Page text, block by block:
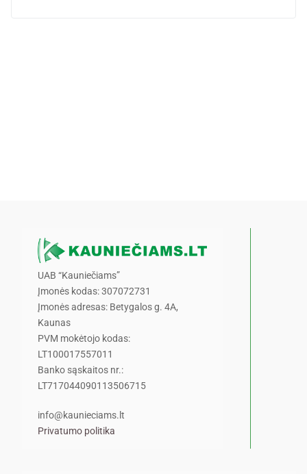
UAB “Kauniečiams”
Įmonės kodas: 307072731
Įmonės adresas: Betygalos g. 4A,
Kaunas
PVM mokėtojo kodas:
LT100017557011
Banko sąskaitos nr.:
LT717044090113506715
info@kaunieciams.lt
Privatumo politika